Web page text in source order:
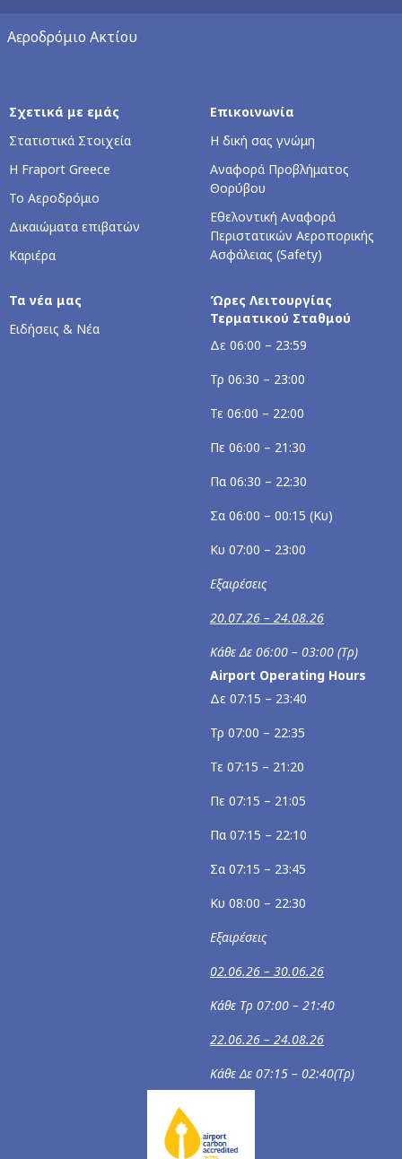
Αεροδρόμιο Ακτίου
Σχετικά με εμάς
Στατιστικά Στοιχεία
Η Fraport Greece
Το Αεροδρόμιο
Δικαιώματα επιβατών
Καριέρα
Επικοινωνία
Η δική σας γνώμη
Αναφορά Προβλήματος
Θορύβου
Εθελοντική Αναφορά
Περιστατικών Αεροπορικής
Ασφάλειας (Safety)
Τα νέα μας
Ειδήσεις & Νέα
Ώρες Λειτουργίας
Τερματικού Σταθμού
Δε 06:00 – 23:59
Τρ 06:30 – 23:00
Τε 06:00 – 22:00
Πε 06:00 – 21:30
Πα 06:30 – 22:30
Σα 06:00 – 00:15 (Κυ)
Κυ 07:00 – 23:00
Εξαιρέσεις
20.07.26 – 24.08.26
Κάθε Δε 06:00 – 03:00 (Τρ)
Airport Operating Hours
Δε 07:15 – 23:40
Τρ 07:00 – 22:35
Τε 07:15 – 21:20
Πε 07:15 – 21:05
Πα 07:15 – 22:10
Σα 07:15 – 23:45
Κυ 08:00 – 22:30
Εξαιρέσεις
02.06.26 – 30.06.26
Κάθε Τρ 07:00 – 21:40
22.06.26 – 24.08.26
Κάθε Δε 07:15 – 02:40(Τρ)